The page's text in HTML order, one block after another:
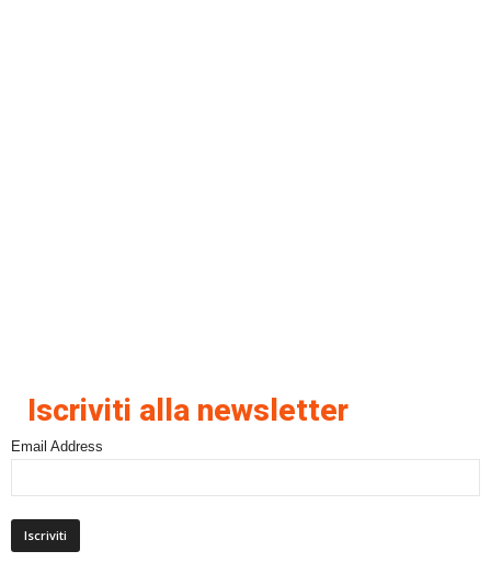
Iscriviti alla newsletter
Email Address